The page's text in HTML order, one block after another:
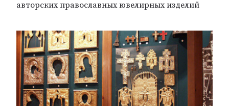
авторских православных ювелирных изделий